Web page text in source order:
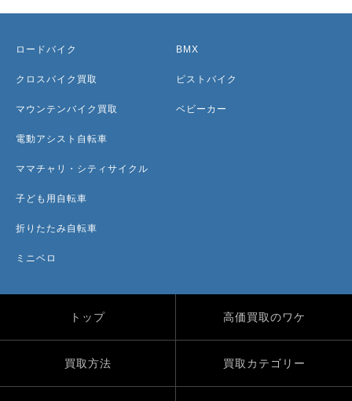
ロードバイク
クロスバイク買取
マウンテンバイク買取
電動アシスト自転車
ママチャリ・シティサイクル
子ども用自転車
折りたたみ自転車
ミニベロ
BMX
ピストバイク
ベビーカー
トップ 高価買取のワケ
買取方法 買取カテゴリー